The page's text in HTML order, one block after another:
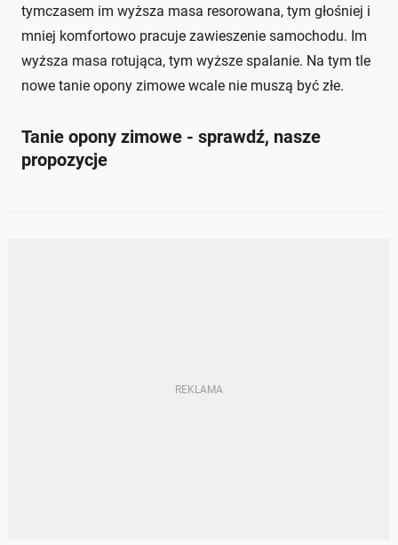
tymczasem im wyższa masa resorowana, tym głośniej i
mniej komfortowo pracuje zawieszenie samochodu. Im
wyższa masa rotująca, tym wyższe spalanie. Na tym tle
nowe tanie opony zimowe wcale nie muszą być złe.
Tanie opony zimowe - sprawdź, nasze
propozycje